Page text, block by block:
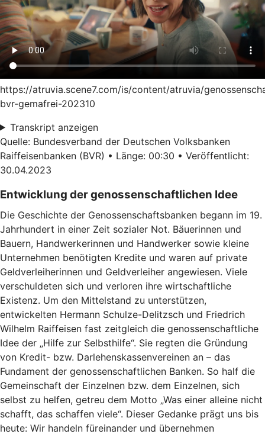
https://atruvia.scene7.com/is/content/atruvia/
bvr-gemafrei-202310
Transkript anzeigen
Quelle: Bundesverband der Deutschen Volksbanken
Raiffeisenbanken (BVR) • Länge: 00:30 • Veröffentlicht:
30.04.2023
Entwicklung der genossenschaftlichen Idee
Die Geschichte der Genossenschaftsbanken begann im 19.
Jahrhundert in einer Zeit sozialer Not. Bäuerinnen und
Bauern, Handwerkerinnen und Handwerker sowie kleine
Unternehmen benötigten Kredite und waren auf private
Geldverleiherinnen und Geldverleiher angewiesen. Viele
verschuldeten sich und verloren ihre wirtschaftliche
Existenz. Um den Mittelstand zu unterstützen,
entwickelten Hermann Schulze-Delitzsch und Friedrich
Wilhelm Raiffeisen fast zeitgleich die genossenschaftliche
Idee der „Hilfe zur Selbsthilfe“. Sie regten die Gründung
von Kredit- bzw. Darlehenskassenvereinen an – das
Fundament der genossenschaftlichen Banken. So half die
Gemeinschaft der Einzelnen bzw. dem Einzelnen, sich
selbst zu helfen, getreu dem Motto „Was einer alleine nicht
schafft, das schaffen viele“. Dieser Gedanke prägt uns bis
heute: Wir handeln füreinander und übernehmen